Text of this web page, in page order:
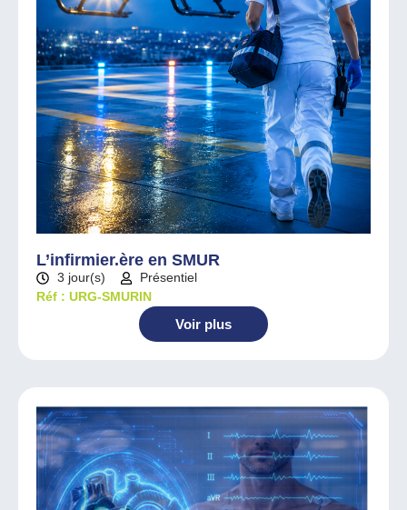
L’infirmier.ère en SMUR
3 jour(s)
Présentiel
Réf : URG-SMURIN
Voir plus